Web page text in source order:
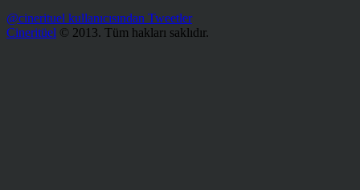
@cinerituel kullanıcısından Tweetler
Cineritüel © 2013. Tüm hakları saklıdır.